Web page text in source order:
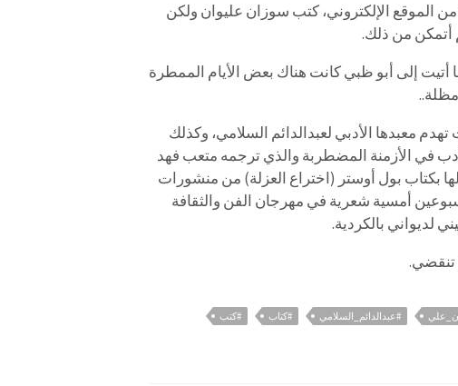
الموقع الإلكتروني، كتب سوزان عليوان ولكن
أتمكن من ذلك.
أتيت إلى أبو ظبي كانت هناك بعض الأيام الممطرة
معبدها الأدبي لعبدالدائم السلامي، وكذلك
في الأزمنة المضطربة والذي ترجمه متعب فهد
بكتاب بول أوستر (اختراع العزلة) من منشورات
أمسية شعرية في مهرجان الفن والثقافة
لديواني بالكردية.
تنقضي.
#عبدالدائم_السلامي #كتاب
#كتب